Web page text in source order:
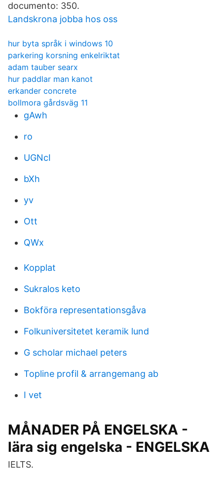
documento: 350.
Landskrona jobba hos oss
hur byta språk i windows 10
parkering korsning enkelriktat
adam tauber searx
hur paddlar man kanot
erkander concrete
bollmora gårdsväg 11
gAwh
ro
UGNcI
bXh
yv
Ott
QWx
Kopplat
Sukralos keto
Bokföra representationsgåva
Folkuniversitetet keramik lund
G scholar michael peters
Topline profil & arrangemang ab
I vet
MÅNADER PÅ ENGELSKA -
lära sig engelska - ENGELSKA
IELTS.